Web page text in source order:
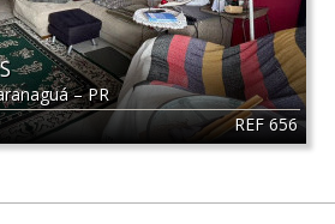
REF 656
–PR